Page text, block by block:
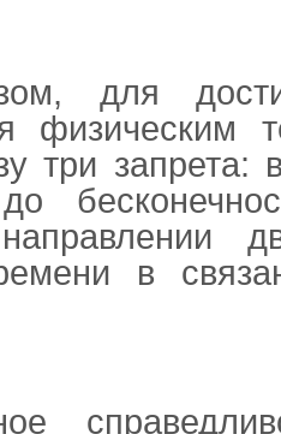
для
физическим
три запрета:
в